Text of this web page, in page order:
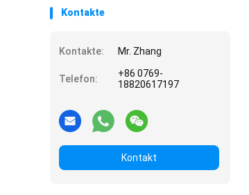
Kontakte
Kontakte: Mr. Zhang
Telefon:
+86 0769-
18820617197
Kontakt